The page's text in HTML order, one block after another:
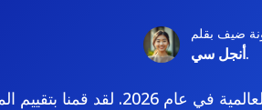
ضيف بقلم
أنجل سي.
هذا هو دليلنا النهائي لأفضل برامج التوظيف